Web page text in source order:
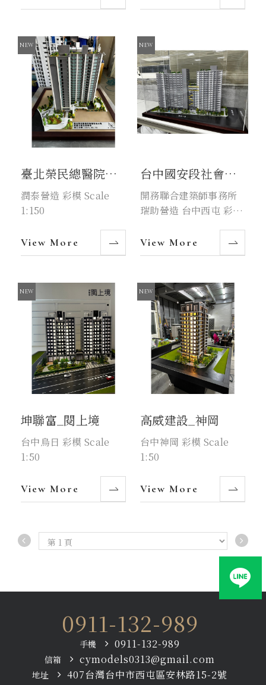
臺北榮民總醫院醫
護宿舍大樓
潤泰營造 彩模 Scale
1:150
View More
台中國安段社會住
宅
開務聯合建築師事務所
瑞助營造 台中西屯 彩模
View More
坤聯富_閱上境
台中烏日 彩模 Scale
1:50
View More
高威建設_神岡
台中神岡 彩模 Scale
1:50
View More
0911-132-989
手機 0911-132-989
信箱 cymodels0313@gmail.com
地址 407台灣台中市西屯區安林路15-2號